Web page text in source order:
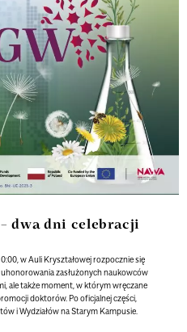
– dwa dni celebracji
w Auli Kryształowej rozpocznie się
uhonorowania zasłużonych naukowców
ale także moment, w którym wręczane
doktorów. Po oficjalnej części,
i Wydziałów na Starym Kampusie.